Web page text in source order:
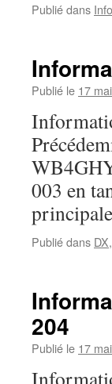
Publié dans
Publié le 17
003 en
Publié dans DX,
204
Publié le 17